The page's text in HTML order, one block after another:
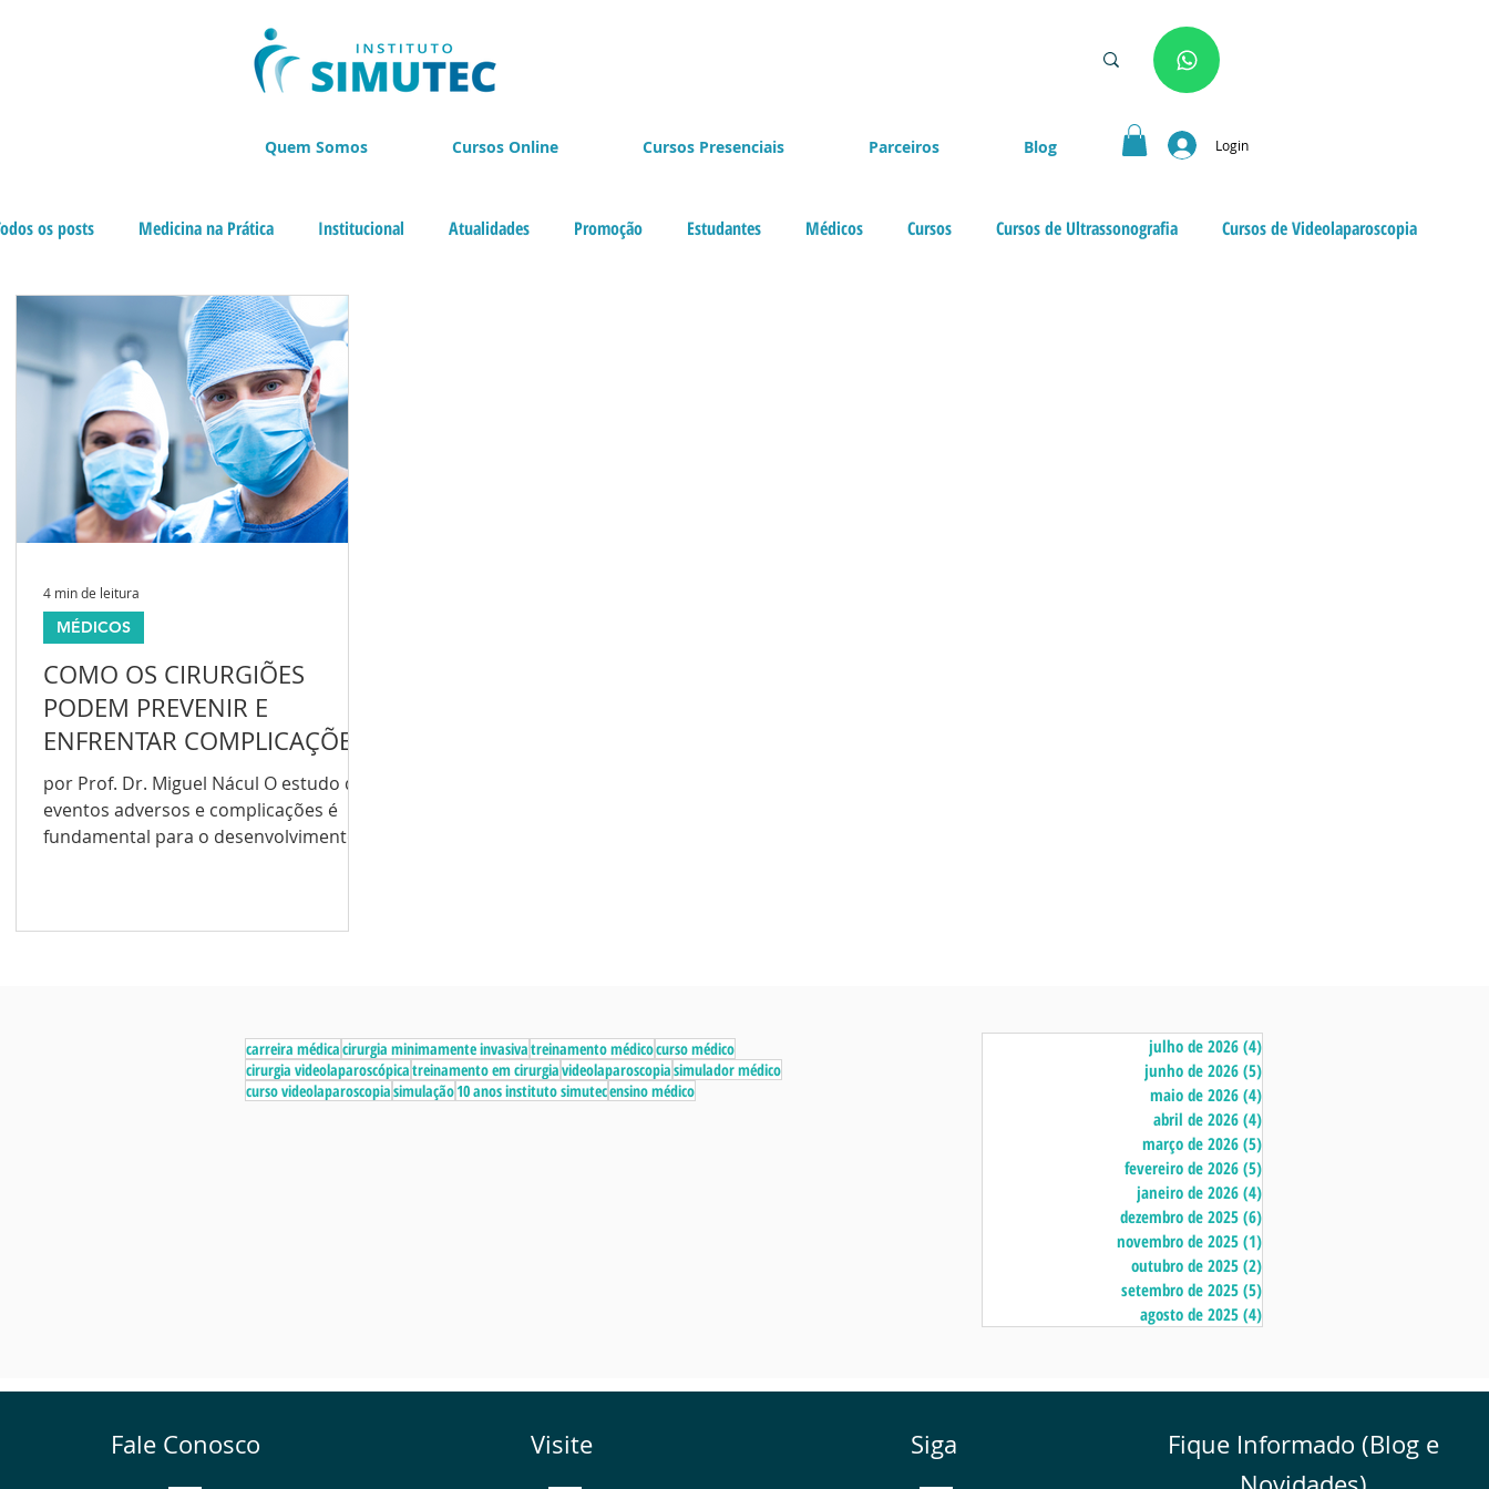
Quem Somos Cursos Online Cursos Presenciais Parceiros Blog Login
os posts Medicina na Prática Institucional Atualidades Promoção Estudantes Médicos Cursos Cursos de Ultrassonografia Cursos de Videolaparoscopia
Cursos de Endoscopia BLACK NOVEMBER
COMO OS CIRURGIÕES
PODEM PREVENIR E
ENFRENTAR COMPLICAÇÕES
EM VIDEOLAPAROSCOPIA
por Prof. Dr. Miguel Nácul O estudo de
eventos adversos e complicações é
fundamental para o desenvolvimento
MÉDICOS
4 min de leitura
carreira médicacirurgia minimamente invasivatreinamento médicocurso médico
cirurgia videolaparoscópicatreinamento em cirurgiavideolaparoscopiasimulador médico
curso videolaparoscopiasimulação10 anos instituto simutecensino médico
julho de 2026 (4)
junho de 2026 (5)
maio de 2026 (4)
abril de 2026 (4)
março de 2026 (5)
fevereiro de 2026 (5)
janeiro de 2026 (4)
dezembro de 2025 (6)
novembro de 2025 (1)
outubro de 2025 (2)
setembro de 2025 (5)
agosto de 2025 (4)
Fale Conosco Visite Siga
Fique Informado (Blog e